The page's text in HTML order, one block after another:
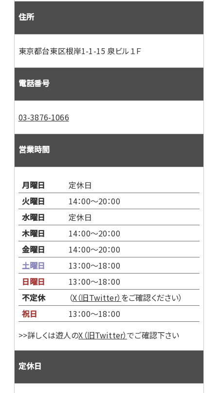
住所
東京都台東区根岸1-1-15 泉ビル１Ｆ
電話番号
03-3876-1066
営業時間
月曜日 定休日
火曜日 14：00～20：00
水曜日 定休日
木曜日 14：00～20：00
金曜日 14：00～20：00
土曜日 13：00～18：00
日曜日 13：00～18：00
不定休 （X（旧Twitter） をご確認ください）
祝日 13：00～18：00
>>詳しくは遊人のX（旧Twitter）でご確認下さい
定休日